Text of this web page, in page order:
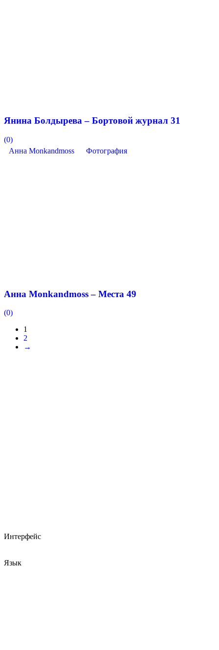
Янина Болдырева – Бортовой журнал 31
(0)
Анна Monkandmoss
Фотография
Анна Monkandmoss – Места 49
(0)
1
2
→
Интерфейс
Язык